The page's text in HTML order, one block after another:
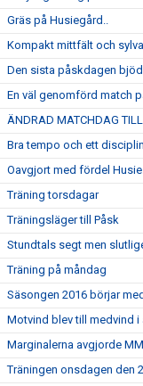
Gräs på Husiegård..
Kompakt mittfält och
Den sista påskdagen
En väl genomförd match
ÄNDRAD MATCHDAG
Bra tempo och ett
Oavgjort med fördel Husie..
Träning torsdagar
Träningsläger till Påsk
Stundtals segt men
Träning på måndag
Säsongen 2016 börjar
Motvind blev till medvind i
Marginalerna avgjorde
Träningen onsdagen den